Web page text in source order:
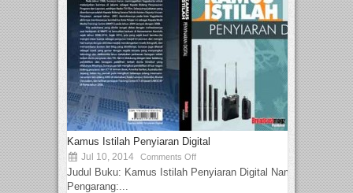
Kamus Istilah Penyiaran Digital
Jul 10, 2014 Comments Off
Judul Buku: Kamus Istilah Penyiaran Digital Nama
Pengarang:...